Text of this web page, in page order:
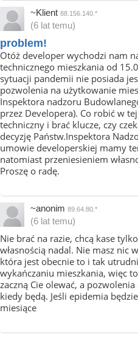
~Klient 88.156.140.*
(6 lat temu)
problem!
Otóż developer wychodzi nam
technicznego mieszkania od
sytuacji pandemii nie posiada
pozwolenia na użytkowanie
Inspektora nadzoru
przez Developera). Co robić w
techniczny i brać klucze, czy
decyzję Państw.Inspektora
umowie developerskiej mamy
natomiast przeniesieniem
Proszę o radę.
~anonim 89.64.80.*
(6 lat temu)
Nie brać na razie, chcą kase
własnością nadal. Nie masz nic
która jest obecnie to i tak
wykańczaniu mieszkania, więc
zaczną Cie olewać, a
kiedy będą. Jeśli epidemia
miesiące